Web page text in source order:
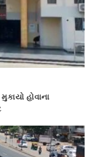
હોવાના